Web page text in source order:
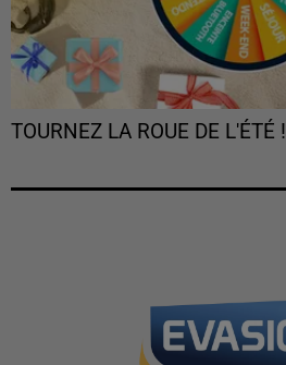
TOURNEZ LA ROUE DE L'ÉTÉ !